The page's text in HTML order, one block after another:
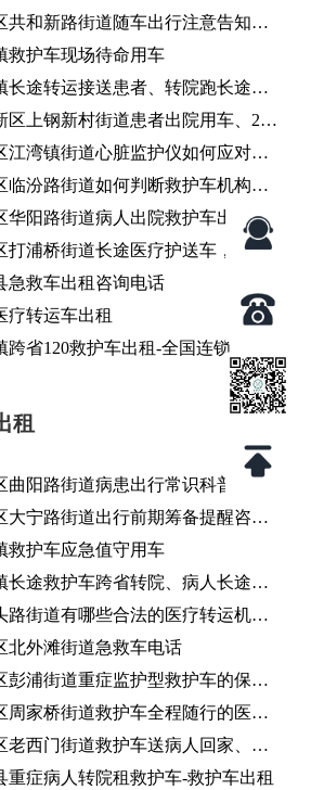
调度
共和新路街道随车出行注意告知咨
救护车现场待命用车
长途转运接送患者、转院跑长途、
车出租服务
区上钢新村街道患者出院用车、24
江湾镇街道心脏监护仪如何应对复
120救护车出租服务
临汾路街道如何判断救护车机构是
车转运
华阳路街道病人出院救护车出租-急
打浦桥街道长途医疗护送车，全国
急救车出租咨询电话
疗转运车出租
跨省120救护车出租-全国连锁
租
曲阳路街道病患出行常识科普咨询
力咨询
大宁路街道出行前期筹备提醒咨询
救护车应急值守用车
长途救护车跨省转院、病人长途转
车租赁
路街道有哪些合法的医疗转运机
动提供车辆
北外滩街道急救车电话
彭浦街道重症监护型救护车的保养
救护车接送车
周家桥街道救护车全程随行的医护
？
老西门街道救护车送病人回家、救
重症病人转院租救护车-救护车出租